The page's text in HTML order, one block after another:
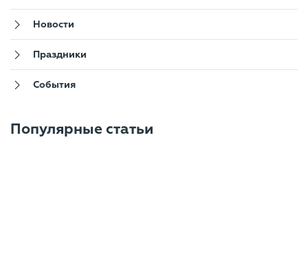
Новости
Праздники
События
Популярные статьи